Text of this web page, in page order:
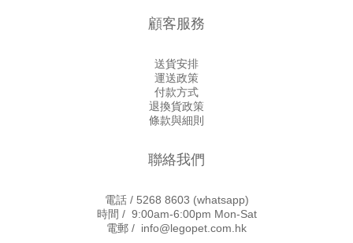
顧客服務
送貨安排
運送政策
付款方式
退換貨政策
條款與細則
聯絡我們
電話 / 5268 8603 (whatsapp)
時間 / 9:00am-6:00pm Mon-Sat
電郵 / info@legopet.com.hk